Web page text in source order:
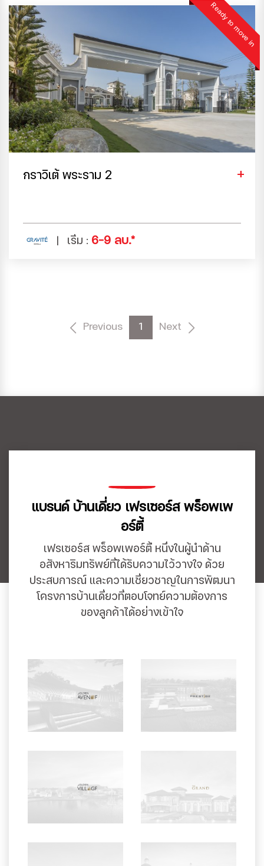
Ready to move in
กราวิเต้ พระราม 2
เริ่ม : 6-9 ลบ.*
Previous 1 Next
แบรนด์ บ้านเดี่ยว เฟรเซอร์ส พร็อพเพ
อร์ตี้
เฟรเซอร์ส พร็อพเพอร์ตี้ หนึ่งในผู้นำด้าน
อสังหาริมทรัพย์ที่ได้รับความไว้วางใจ ด้วย
ประสบการณ์ และความเชี่ยวชาญในการพัฒนา
โครงการบ้านเดี่ยวที่ตอบโจทย์ความต้องการ
ของลูกค้าได้อย่างเข้าใจ